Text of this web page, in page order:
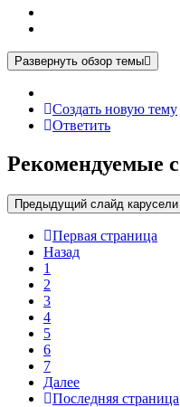
Развернуть обзор темы
Создать новую тему
Ответить
Рекомендуемые
Предыдущий слайд карусели
Первая страница
Назад
1
2
3
4
5
6
7
Далее
Последняя страница